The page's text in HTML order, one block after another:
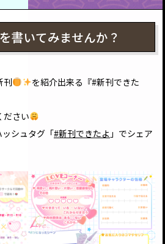
書いてみませんか？
刊
を紹介出来る『#新刊できた
ださい
ッシュタグ「#新刊できたよ 」でシェア